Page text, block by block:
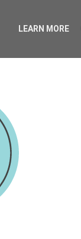
LEARN MORE